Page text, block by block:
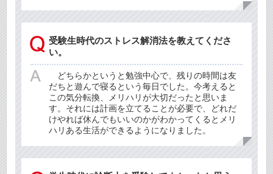
受験生時代のストレス解消法を教えてくださ
い。
どちらかというと勉強中心で、残りの時間は友
だちと遊んで寝るという毎日でした。今考えると
この気分転換、メリハリが大切だったと思いま
す。それには計画を立てることが必要で、どれだ
けやれば休んでもいいのかがわかってくるとメリ
ハリある生活ができるようになりました。